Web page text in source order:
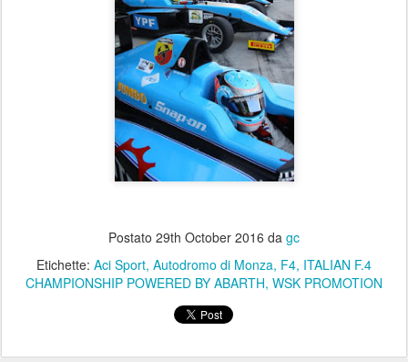
Postato 29th October 2016 da gc
Etichette: Aci Sport Autodromo di Monza F4 ITALIAN F.4
CHAMPIONSHIP POWERED BY ABARTH WSK PROMOTION